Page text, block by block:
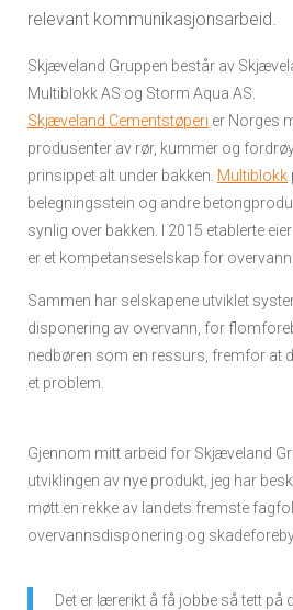
relevant kommunikasjonsarbeid.
Skjæveland Gruppen består av
Multiblokk AS og Storm Aqua AS.
Skjæveland Cementstøperi er Norges
produsenter av rør, kummer og
prinsippet alt under bakken. Multiblokk
belegningsstein og andre
synlig over bakken. I 2015 etablerte
er et kompetanseselskap for overvann.
Sammen har selskapene utviklet
disponering av overvann, for
nedbøren som en ressurs, fremfor at
et problem.
Gjennom mitt arbeid for Skjæveland
utviklingen av nye produkt, jeg har
møtt en rekke av landets fremste
overvannsdisponering og
Det er lærerikt å få jobbe så tett på